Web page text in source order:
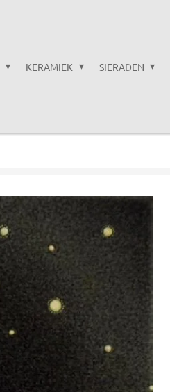
KERAMIEK SIERADEN